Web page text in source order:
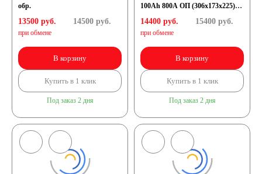
обр.
13500 руб.
при обмене
14500руб.
В корзину
Купить в 1 клик
Под заказ 2 дня
100Ah 800А ОП (306х173х225)
D31L
14400 руб.
при обмене
15400руб.
В корзину
Купить в 1 клик
Под заказ 2 дня